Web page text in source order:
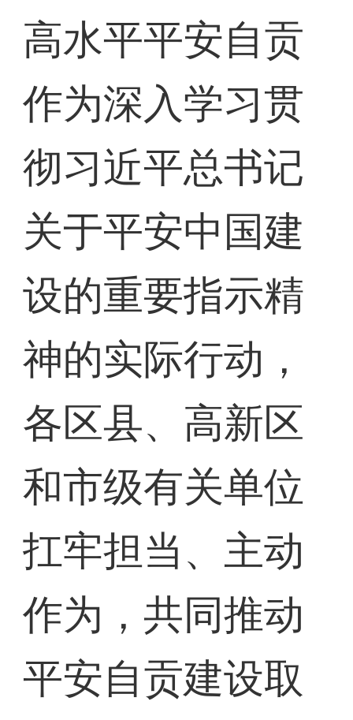
高水平平安自贡
作为深入学习贯
彻习近平总书记
关于平安中国建
设的重要指示精
神的实际行动，
各区县、高新区
和市级有关单位
扛牢担当、主动
作为，共同推动
平安自贡建设取